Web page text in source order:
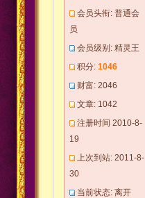
会员头衔: 普通会
员
会员级别: 精灵王
积分: 1046
财富: 2046
文章: 1042
注册时间 2010-8-
19
上次到站: 2011-8-
30
当前状态: 离开